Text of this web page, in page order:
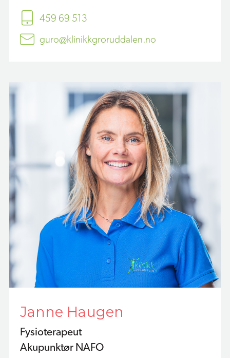
459 69 513
guro@klinikkgroruddalen.no
Janne Haugen
Fysioterapeut
Akupunktør NAFO